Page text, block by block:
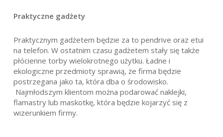
Praktyczne gadżety
Praktycznym gadżetem będzie za to pendrive oraz etui
na telefon. W ostatnim czasu gadżetem stały się także
płócienne torby wielokrotnego użytku. Ładne i
ekologiczne przedmioty sprawią, że firma będzie
postrzegana jako ta, która dba o środowisko.
Najmłodszym klientom można podarować naklejki,
flamastry lub maskotkę, która będzie kojarzyć się z
wizerunkiem firmy.